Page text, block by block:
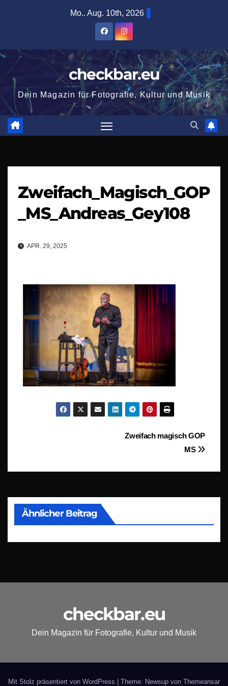
Mo.. Aug. 10th, 2026
checkbar.eu
Dein Magazin für Fotografie, Kultur und Musik
Zweifach_Magisch_GOP
_MS_Andreas_Gey108
APR. 29, 2025
Beitragsnavigation
Zweifach magisch GOP
MS
Ähnlicher Beitrag
checkbar.eu
Dein Magazin für Fotografie, Kultur und Musik
Mit Stolz präsentiert von WordPress | Theme: Newsup von Themeansar